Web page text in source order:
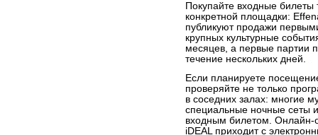
Покупайте входные
конкретной площадки:
публикуют продажи
крупных культурные
месяцев, а первые партии
течение нескольких дней.
Если планируете
проверяйте не только
в соседних залах: многие
специальные ночные сеты
входным билетом. Онлайн-
iDEAL приходит с